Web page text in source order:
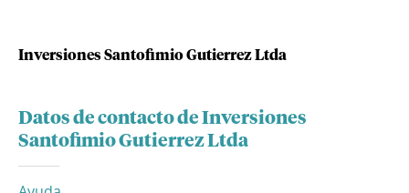
Inversiones Santofimio Gutierrez Ltda
Datos de contacto de Inversiones
Santofimio Gutierrez Ltda